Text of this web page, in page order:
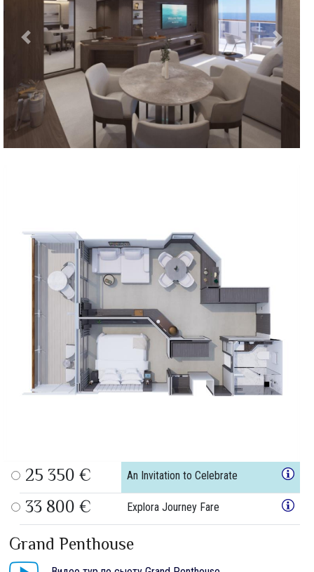
Previous Next
25 350 € An Invitation to Celebrate
33 800 € Explora Journey Fare
Grand Penthouse